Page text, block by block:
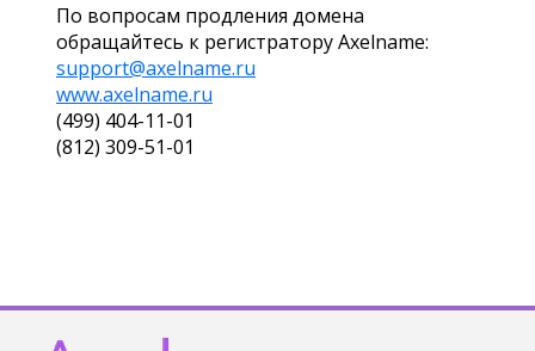
По вопросам продления домена
обращайтесь к регистратору Axelname:
support@axelname.ru
www.axelname.ru
(499) 404-11-01
(812) 309-51-01